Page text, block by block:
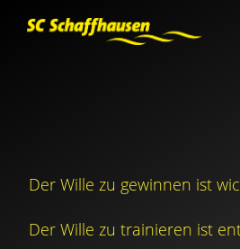
Der Wille zu gewinnen ist
Der Wille zu trainieren ist